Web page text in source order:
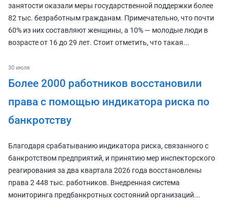
занятости оказали меры государственной поддержки более
82 тыс. безработным гражданам. Примечательно, что почти
60% из них составляют женщины, а 10% — молодые люди в
возрасте от 16 до 29 лет. Стоит отметить, что такая...
30 июля
Более 2000 работников восстановили
права с помощью индикатора риска по
банкротству
Благодаря срабатыванию индикатора риска, связанного с
банкротством предприятий, и принятию мер инспекторского
реагирования за два квартала 2026 года восстановлены
права 2 448 тыс. работников. Внедренная система
мониторинга предбанкротных состояний организаций...